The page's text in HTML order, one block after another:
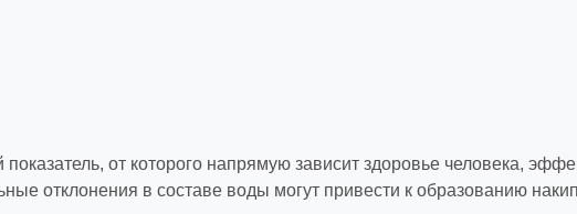
от которого напрямую зависит здоровье человека,
отклонения в составе воды могут привести к образованию